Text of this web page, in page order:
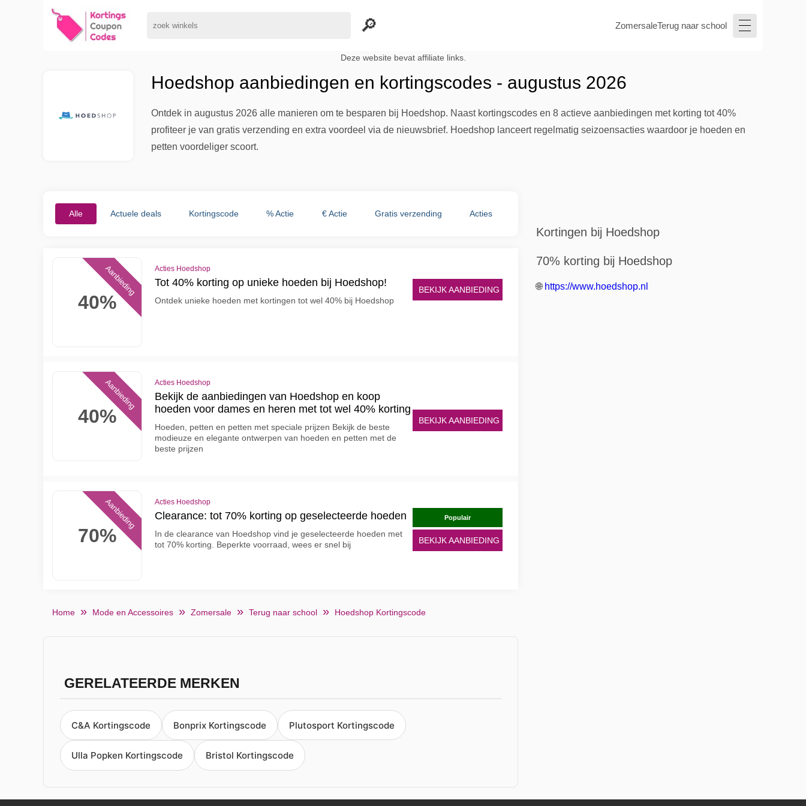
ZomersaleTerug naar school
Deze website bevat affiliate links.
Hoedshop aanbiedingen en kortingscodes - augustus 2026
Ontdek in augustus 2026 alle manieren om te besparen bij Hoedshop. Naast kortingscodes en 8 actieve aanbiedingen met korting tot 40%
profiteer je van gratis verzending en extra voordeel via de nieuwsbrief. Hoedshop lanceert regelmatig seizoensacties waardoor je hoeden en
petten voordeliger scoort.
Alle Actuele deals Kortingscode % Actie € Actie Gratis verzending Acties
40%
Aanbieding Acties Hoedshop
Tot 40% korting op unieke hoeden bij Hoedshop!
Ontdek unieke hoeden met kortingen tot wel 40% bij Hoedshop
BEKIJK AANBIEDING
40%
Aanbieding Acties Hoedshop
Bekijk de aanbiedingen van Hoedshop en koop
hoeden voor dames en heren met tot wel 40% korting
Hoeden, petten en petten met speciale prijzen Bekijk de beste
modieuze en elegante ontwerpen van hoeden en petten met de
beste prijzen
BEKIJK AANBIEDING
70%
Aanbieding Acties Hoedshop
Clearance: tot 70% korting op geselecteerde hoeden
In de clearance van Hoedshop vind je geselecteerde hoeden met
tot 70% korting. Beperkte voorraad, wees er snel bij
Populair
BEKIJK AANBIEDING
Home Mode en Accessoires Zomersale Terug naar school Hoedshop Kortingscode
GERELATEERDE MERKEN
C&A Kortingscode Bonprix Kortingscode Plutosport Kortingscode
Ulla Popken Kortingscode Bristol Kortingscode
Kortingen bij Hoedshop
70% korting bij Hoedshop
🌐 https://www.hoedshop.nl